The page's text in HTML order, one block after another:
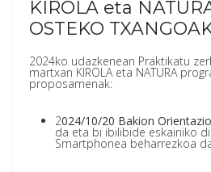
KIROLA eta
OSTEKO
2024ko udazkenean Praktikatu
martxan KIROLA eta NATURA
proposamenak:
2024/10/20 Bakion
da eta bi ibilibide eskainiko
Smartphonea beharrezkoa